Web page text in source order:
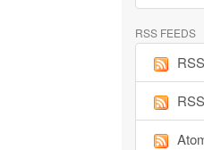
RSS FEEDS